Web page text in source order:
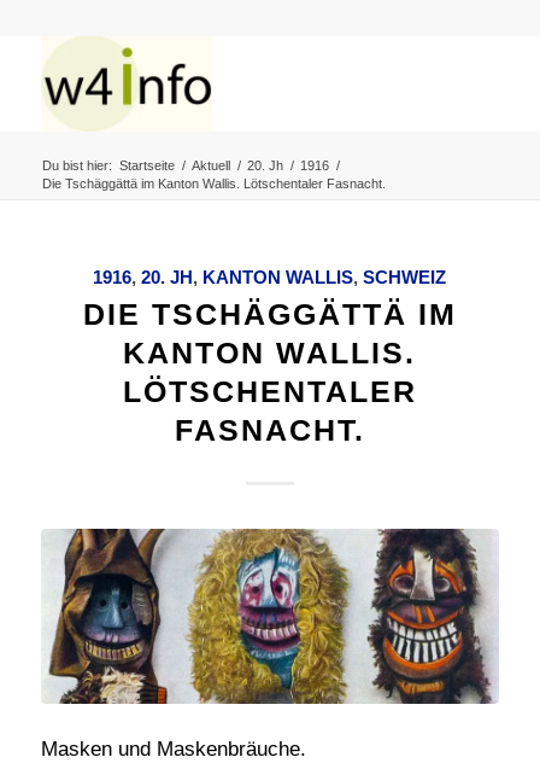
Du bist hier: Startseite / Aktuell / 20. Jh / 1916 /
Die Tschäggättä im Kanton Wallis. Lötschentaler Fasnacht.
1916,20. JH, KANTON WALLIS,SCHWEIZ
DIE TSCHÄGGÄTTÄ IM
KANTON WALLIS.
LÖTSCHENTALER
FASNACHT.
Masken und Maskenbräuche.